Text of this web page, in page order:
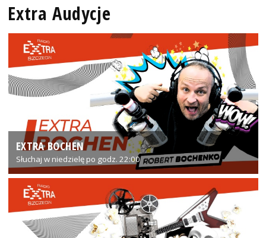
Extra Audycje
EXTRA BOCHEN
Słuchaj w niedzielę po godz. 22:00